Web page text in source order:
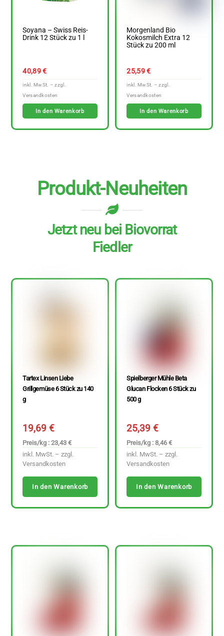
Soyana – Swiss Reis-
Drink 12 Stück zu 1 l
40,89€
In den Warenkorb
Morgenland Bio
Kokosmilch Extra 12
Stück zu 200 ml
25,59€
In den Warenkorb
Produkt-Neuheiten
Jetzt neu bei Biovorrat
Fiedler
Tartex Linsen Liebe
Grillgemüse 6 Stück zu 140
g
19,69€
Preis/kg : 23,43 €
inkl. MwSt. – zzgl.
Versandkosten
In den Warenkorb
Spielberger Mühle Beta
Glucan Flocken 6 Stück zu
500 g
25,39€
Preis/kg : 8,46 €
inkl. MwSt. – zzgl.
Versandkosten
In den Warenkorb